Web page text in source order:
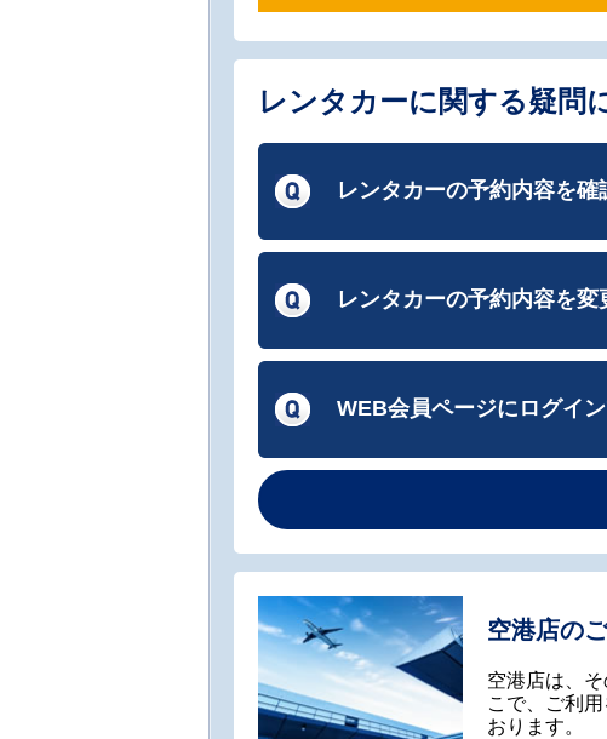
レンタカーに関する疑問
レンタカーの予約内容を確
レンタカーの予約内容を変
WEB会員ページにログイ
空港店の
空港店は、
こで、ご利
おります。